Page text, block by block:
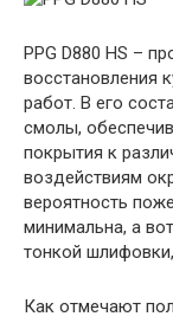
PPG D880 HS –
восстановления
работ. В его
смолы,
покрытия к
воздействиям
вероятность
минимальна, а
тонкой
Как отмечают